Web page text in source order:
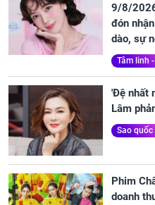
9/8/
đón
dào, sự
Tâm linh
'Đệ nhất
Lâm
Sao quốc
Phim
doanh